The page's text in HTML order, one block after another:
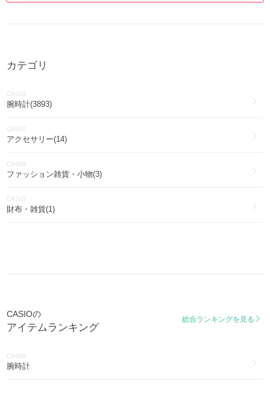
カテゴリ
CASIO
腕時計(3893)
CASIO
アクセサリー(14)
CASIO
ファッション雑貨・小物(3)
CASIO
財布・雑貨(1)
CASIOの
アイテムランキング
総合ランキングを見る
CASIO
腕時計